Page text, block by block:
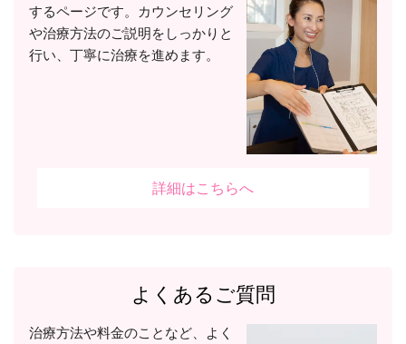
するページです。カウンセリング
や治療方法のご説明をしっかりと
行い、丁寧に治療を進めます。
詳細はこちらへ
よくあるご質問
治療方法や料金のことなど、よく